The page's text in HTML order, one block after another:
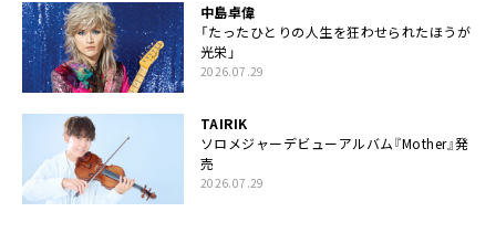
中島卓偉
「たったひとりの人生を狂わせられたほうが
光栄」
2026.07.29
TAIRIK
ソロメジャーデビューアルバム『Mother』発
売
2026.07.29